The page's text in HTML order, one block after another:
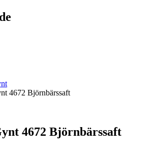
4672 Björnbärssaft
4672 Björnbärssaft